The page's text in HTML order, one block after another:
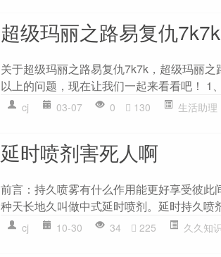
超级玛丽之路易复仇
关于超级玛丽之路易复仇7k7k，超级玛丽
以上的问题，现在让我们一起来看看吧！ 1
cj 03-07 0 130 生活助理
延时喷剂害死人啊
前言：持久喷雾有什么作用能更好享受彼
种天长地久叫做中式延时喷剂。延时持久喷
cj 10-30 34 225 久久知